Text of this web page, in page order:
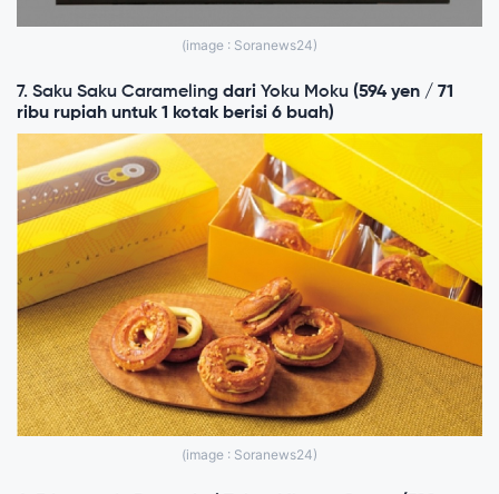
(image : Soranews24)
7. Saku Saku Carameling dari Yoku Moku (594 yen / 71
ribu rupiah untuk 1 kotak berisi 6 buah)
(image : Soranews24)